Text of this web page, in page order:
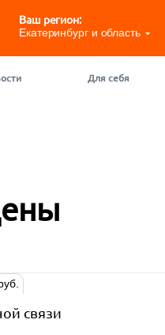
Ваш регион:
Екатеринбург и область
Для себя
связи